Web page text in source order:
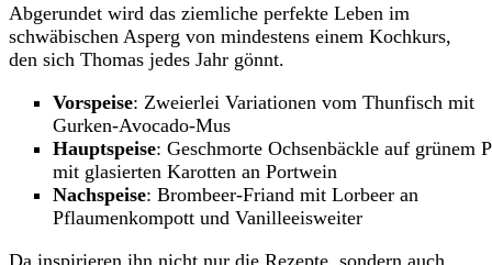
Abgerundet wird das ziemliche perfekte Leben im
schwäbischen Asperg von mindestens einem Kochkurs,
den sich Thomas jedes Jahr gönnt.
Vorspeise: Zweierlei Variationen vom Thunfisch mit
Gurken-Avocado-Mus
Hauptspeise: Geschmorte Ochsenbäckle auf grünem
mit glasierten Karotten an Portwein
Nachspeise: Brombeer-Friand mit Lorbeer an
Pflaumenkompott und Vanilleeisweiter
Da inspirieren ihn nicht nur die Rezepte, sondern auch